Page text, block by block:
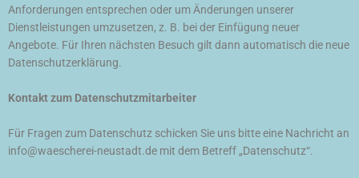
Anforderungen entsprechen oder um Änderungen unserer
Dienstleistungen umzusetzen, z. B. bei der Einfügung neuer
Angebote. Für Ihren nächsten Besuch gilt dann automatisch die neue
Datenschutzerklärung.
Kontakt zum Datenschutzmitarbeiter
Für Fragen zum Datenschutz schicken Sie uns bitte eine Nachricht an
info@waescherei-neustadt.de mit dem Betreff „Datenschutz“.